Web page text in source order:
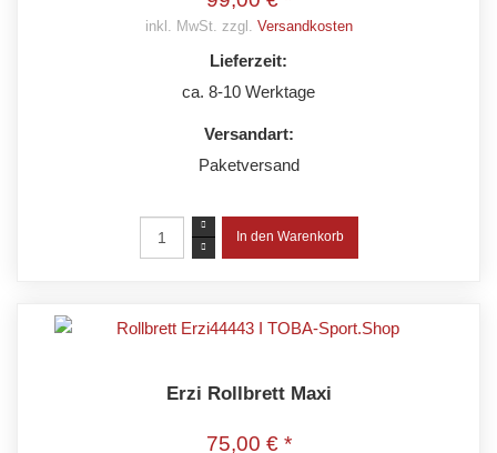
inkl. MwSt. zzgl. Versandkosten
Lieferzeit:
ca. 8-10 Werktage
Versandart:
Paketversand
Erzi Rollbrett Maxi
75,00 € *